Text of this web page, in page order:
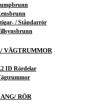
/ Ståndarrör
VÄGTRUMMOR
ID Rördelar
RÖR